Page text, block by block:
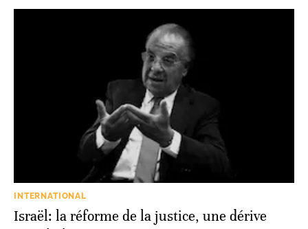
INTERNATIONAL
Israël: la réforme de la justice, une dérive